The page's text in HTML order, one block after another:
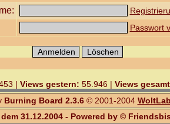
Passwort
| Views gestern: 55.946 | Views
Burning Board 2.3.6© 2001-2004
31.12.2004 - Powered by ©